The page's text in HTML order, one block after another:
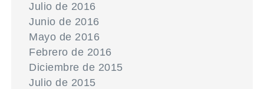
Julio de 2016
Junio de 2016
Mayo de 2016
Febrero de 2016
Diciembre de 2015
Julio de 2015